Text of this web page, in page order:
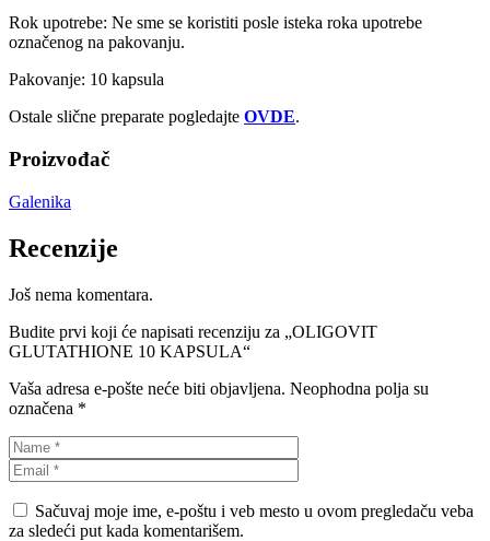
Rok upotrebe: Ne sme se koristiti posle isteka roka upotrebe
označenog na pakovanju.
Pakovanje: 10 kapsula
Ostale slične preparate pogledajte OVDE.
Proizvođač
Galenika
Recenzije
Još nema komentara.
Budite prvi koji će napisati recenziju za „OLIGOVIT
GLUTATHIONE 10 KAPSULA“
Vaša adresa e-pošte neće biti objavljena. Neophodna polja su
označena *
Sačuvaj moje ime, e-poštu i veb mesto u ovom pregledaču veba
za sledeći put kada komentarišem.